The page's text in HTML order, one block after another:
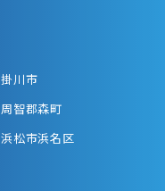
掛川市
周智郡森町
浜松市浜名区